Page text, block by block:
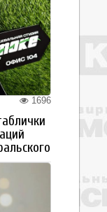
1696